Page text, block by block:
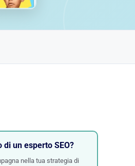
di un esperto SEO?
nella tua strategia di